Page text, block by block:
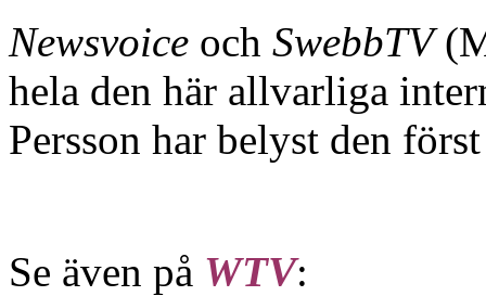
Newsvoice och SwebbTV
hela den här allvarliga
Persson har belyst den
Se även på WTV: